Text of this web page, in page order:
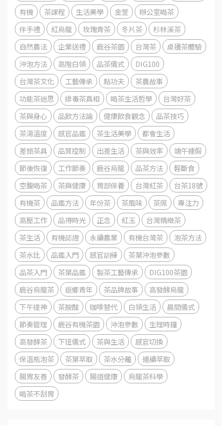
有機
茶課程 生活美學 金萱
辦公室喝茶
伴手禮
紅烏龍 玫瑰青茶 冬片茶
杉林溪茶
自然農法
企業送禮 鹿谷茶園 台灣茶
桌邊茶體驗
沖泡方法
高階白領 品茶儀式
DIG100
台灣茶文化
工藝傳承 點功夫
茶農故事
功能茶迷思
排毒茶真相 喝茶生活哲學
台灣好茶
茶與身心
品飲方法論 健康飲食觀念
品茶技巧
茶湯溫度
感官品鑑 茶生活美學
都會生活
差旅茶具
品質控制 出差生活 茶與效率
端午連假
節後恢復
工作節奏 鹿谷烏龍 品茶方法
輕斷食
空腹喝茶
茶與健康 胃部保養 台灣紅茶
台茶18號
有機茶
品鑑方法 年份茶 茶風味 茶席
專注力
高壓工作
品得時光 正念 紅玉
台灣精緻茶
茶生活
有機認證 永續農業 有機台灣茶
泡茶方法
茶水比
品鑑入門 感官訓練
茶葉沖泡參數
品茶入門
茶葉品鑑 製茶工藝傳承
DIG100茶園
鹿谷烏龍茶
返鄉青年 茶品牌故事
高發酵烏龍
下午提神
茶胺酸 咖啡替代 白領生活
晨間儀式
節奏管理
鹿谷有機茶園 沖泡參數
生理時鐘
高發酵茶
下班儀式 茶與生活
感官切換
保溫瓶泡茶
茶葉萃取 茶水分離
連續萃取
腸胃友善
發酵茶 腸道健康
烏龍茶科學
喝茶不刮胃